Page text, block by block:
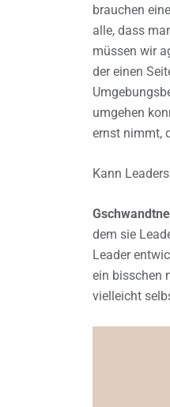
brauchen
alle, dass
müssen wir
der einen
umgehen
ernst nimmt,
Kann
dem sie
Leader
ein bisschen
vielleicht